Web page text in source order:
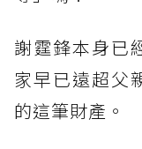
謝霆鋒本身已
家早已遠超父
的這筆財產。